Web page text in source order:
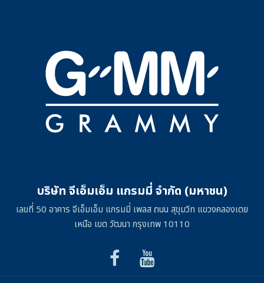
บริษัท จีเอ็มเอ็ม แกรมมี่ จำกัด (มหาชน)
เลขที่ 50 อาคาร จีเอ็มเอ็ม แกรมมี่ เพลส ถนน สุขุมวิท แขวงคลองเตย
เหนือ เขต วัฒนา กรุงเทพ 10110